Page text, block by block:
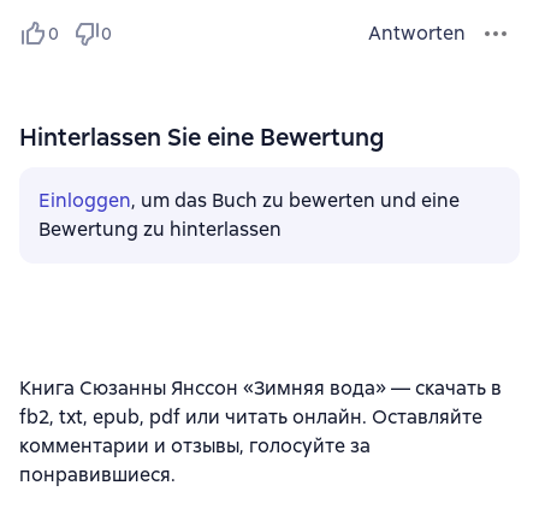
0 0 Antworten
Hinterlassen Sie eine Bewertung
Einloggen, um das Buch zu bewerten und eine
Bewertung zu hinterlassen
Книга Сюзанны Янссон «Зимняя вода» — скачать в
fb2, txt, epub, pdf или читать онлайн. Оставляйте
комментарии и отзывы, голосуйте за
понравившиеся.